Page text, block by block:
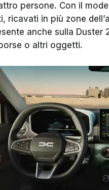
persone. Con il
ricavati in più zone
anche sulla
o altri oggetti.